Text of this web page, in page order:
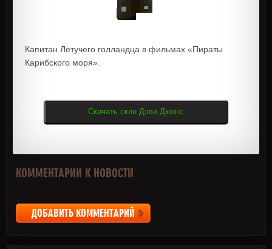
Капитан Летучего голландца в фильмах «Пираты
Карибского моря».
Скачать скин Дэви Джонс
КОММЕНТАРИИ К НОВОСТИ
ДОБАВИТЬ КОММЕНТАРИЙ